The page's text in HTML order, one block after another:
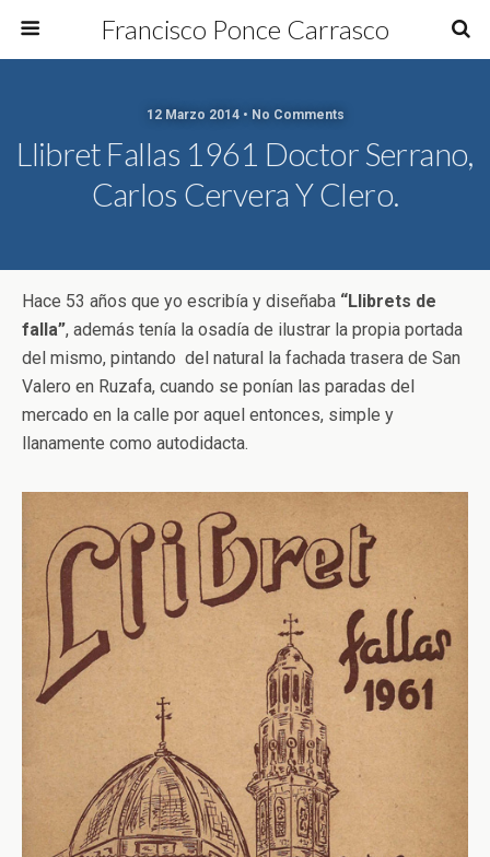
Francisco Ponce Carrasco
12 Marzo 2014 • No Comments
Llibret Fallas 1961 Doctor Serrano,
Carlos Cervera Y Clero.
Hace 53 años que yo escribía y diseñaba “Llibrets de
falla”, además tenía la osadía de ilustrar la propia portada
del mismo, pintando del natural la fachada trasera de San
Valero en Ruzafa, cuando se ponían las paradas del
mercado en la calle por aquel entonces, simple y
llanamente como autodidacta.